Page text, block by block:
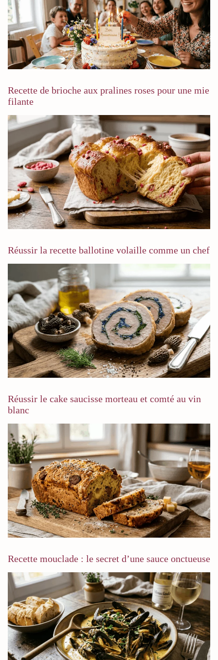
Recette de brioche aux pralines roses pour une mie
filante
Réussir la recette ballotine volaille comme un chef
Réussir le cake saucisse morteau et comté au vin
blanc
Recette mouclade : le secret d’une sauce onctueuse